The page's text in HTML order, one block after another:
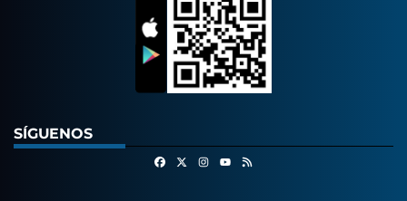
SÍGUENOS
FacebookInstagram